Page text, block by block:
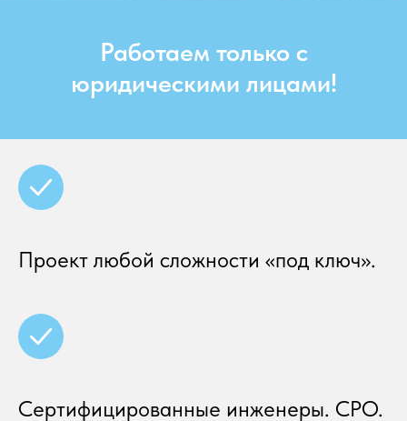
Работаем только с
юридическими лицами!
Проект любой сложности «под ключ».
Сертифицированные инженеры. СРО.